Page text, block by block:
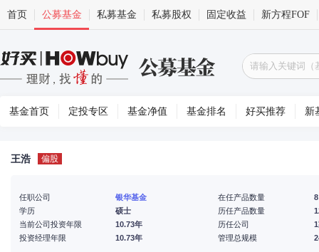
首页 公募基金 私募基金 私募股权 固定收益 新方程FOF
基金首页 定投专区 基金净值 基金排名 好买推荐 新
王浩 偏股
任职公司
银华基金
学历
硕士
当前公司投资年限
10.73年
投资经理年限
10.73年
在任产品数量
8
历任产品数量
历任公司
管理总规模